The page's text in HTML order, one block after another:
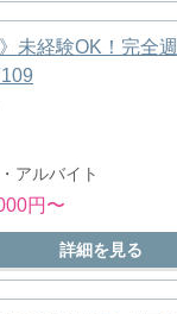
未経験OK！完全
アルバイト
円〜
詳細を見る